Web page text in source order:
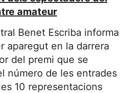
amateur
Benet Escriba informa
aparegut en la darrera
del premi que se
número de les entrades
10 representacions